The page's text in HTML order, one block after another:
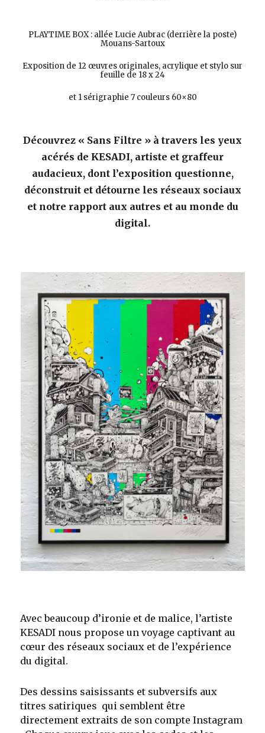
PLAYTIME BOX : allée Lucie Aubrac (derrière la poste)
Mouans-Sartoux
Exposition de 12 œuvres originales, acrylique et stylo sur
feuille de 18 x 24
et 1 sérigraphie 7 couleurs 60×80
Découvrez « Sans Filtre » à travers les yeux
acérés de KESADI, artiste et graffeur
audacieux, dont l’exposition questionne,
déconstruit et détourne les réseaux sociaux
et notre rapport aux autres et au monde du
digital.
Avec beaucoup d’ironie et de malice, l’artiste
KESADI nous propose un voyage captivant au
cœur des réseaux sociaux et de l’expérience
du digital.
Des dessins saisissants et subversifs aux
titres satiriques qui semblent être
directement extraits de son compte Instagram